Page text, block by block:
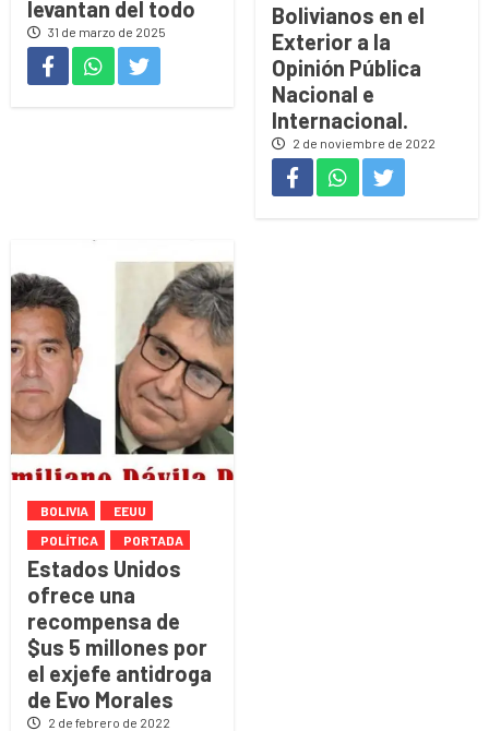
levantan del todo
31 de marzo de 2025
Bolivianos en el
Exterior a la
Opinión Pública
Nacional e
Internacional.
2 de noviembre de 2022
BOLIVIA
EEUU
POLÍTICA
PORTADA
Estados Unidos
ofrece una
recompensa de
$us 5 millones por
el exjefe antidroga
de Evo Morales
2 de febrero de 2022